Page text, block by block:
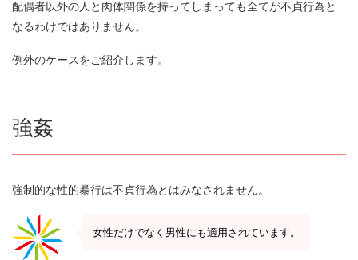
配偶者以外の人と肉体関係を持ってしまっても全てが不貞行為と
なるわけではありません。
例外のケースをご紹介します。
強姦
強制的な性的暴行は不貞行為とはみなされません。
女性だけでなく男性にも適用されています。